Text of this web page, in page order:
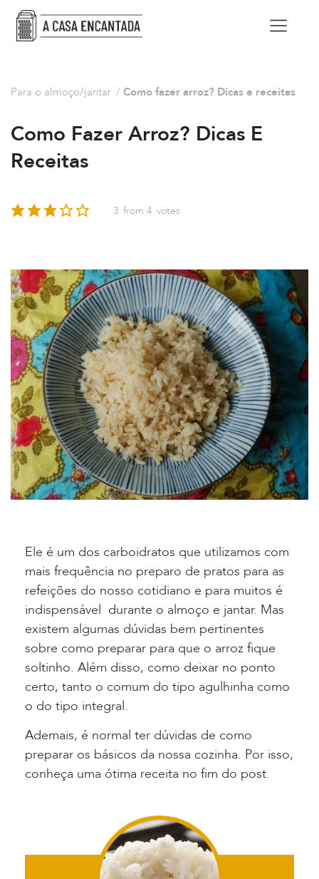
Para o almoço/jantar / Como fazer arroz? Dicas e receitas
Como Fazer Arroz? Dicas E
Receitas
3 from 4 votes
Ele é um dos carboidratos que utilizamos com
mais frequência no preparo de pratos para as
refeições do nosso cotidiano e para muitos é
indispensável durante o almoço e jantar. Mas
existem algumas dúvidas bem pertinentes
sobre como preparar para que o arroz fique
soltinho. Além disso, como deixar no ponto
certo, tanto o comum do tipo agulhinha como
o do tipo integral.
Ademais, é normal ter dúvidas de como
preparar os básicos da nossa cozinha. Por isso,
conheça uma ótima receita no fim do post.